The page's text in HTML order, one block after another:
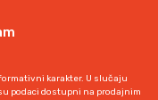
karakter. U slučaju
podaci dostupni na prodajnim